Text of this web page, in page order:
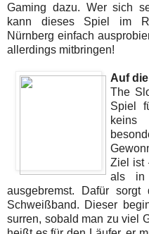
Gaming dazu. Wer sich
kann dieses Spiel im
Nürnberg einfach
allerdings mitbringen!
Auf
The
Spiel
Ziel ist
als in
ausgebremst. Dafür
Schweißband. Dieser
surren, sobald man zu viel